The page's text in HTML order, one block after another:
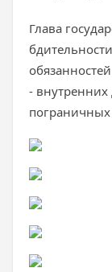
Глава
- внутренних
пограничных